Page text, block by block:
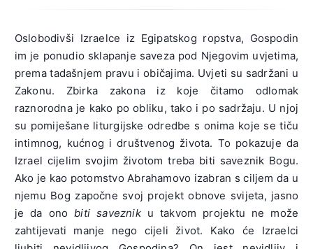
Oslobodivši Izraelce iz Egipatskog ropstva, Gospodin
im je ponudio sklapanje saveza pod Njegovim uvjetima,
prema tadašnjem pravu i običajima. Uvjeti su sadržani u
Zakonu. Zbirka zakona iz koje čitamo odlomak
raznorodna je kako po obliku, tako i po sadržaju. U njoj
su pomiješane liturgijske odredbe s onima koje se tiču
intimnog, kućnog i društvenog života. To pokazuje da
Izrael cijelim svojim životom treba biti saveznik Bogu.
Ako je kao potomstvo Abrahamovo izabran s ciljem da u
njemu Bog započne svoj projekt obnove svijeta, jasno
je da onobiti savezniku takvom projektu ne može
zahtijevati manje nego cijeli život. Kako će Izraelci